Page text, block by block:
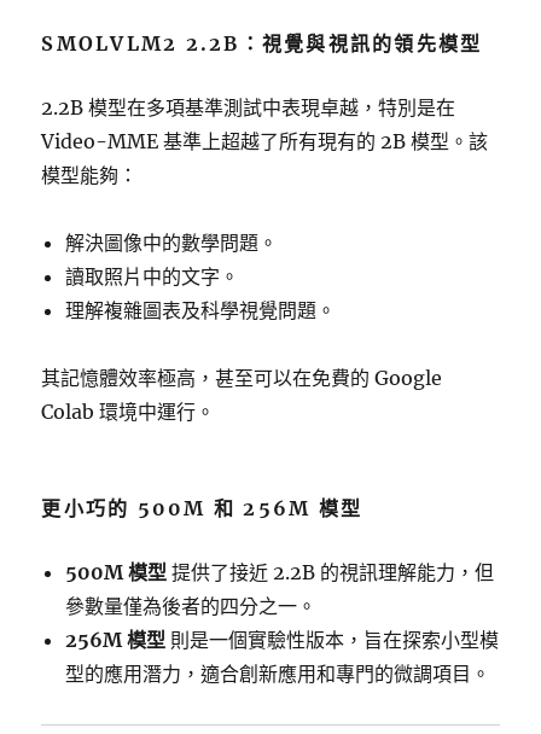
SMOLVLM2 2.2B：視覺與視訊的領先模型
2.2B 模型在多項基準測試中表現卓越，特別是在
Video-MME 基準上超越了所有現有的 2B 模型。該
模型能夠：
解決圖像中的數學問題。
讀取照片中的文字。
理解複雜圖表及科學視覺問題。
其記憶體效率極高，甚至可以在免費的 Google
Colab 環境中運行。
更小巧的 500M 和 256M 模型
500M 模型 提供了接近 2.2B 的視訊理解能力，但
參數量僅為後者的四分之一。
256M 模型 則是一個實驗性版本，旨在探索小型模
型的應用潛力，適合創新應用和專門的微調項目。